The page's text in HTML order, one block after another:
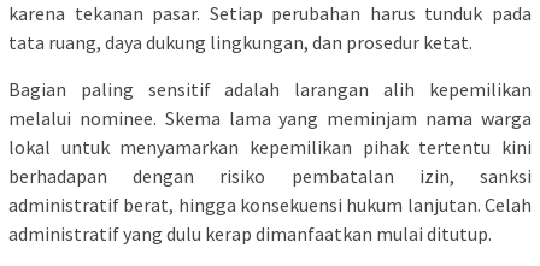
karena tekanan pasar. Setiap perubahan harus tunduk pada
tata ruang, daya dukung lingkungan, dan prosedur ketat.
Bagian paling sensitif adalah larangan alih kepemilikan
melalui nominee. Skema lama yang meminjam nama warga
lokal untuk menyamarkan kepemilikan pihak tertentu kini
berhadapan dengan risiko pembatalan izin, sanksi
administratif berat, hingga konsekuensi hukum lanjutan. Celah
administratif yang dulu kerap dimanfaatkan mulai ditutup.